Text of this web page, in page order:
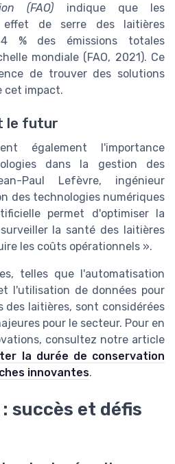
(FAO) indique que les
de serre des laitières
% des émissions totales
mondiale (FAO, 2021). Ce
de trouver des solutions
cet impact.
le futur
également l'importance
dans la gestion des
Paul Lefèvre, ingénieur
des technologies numériques
permet d'optimiser la
la santé des laitières
les coûts opérationnels ».
telles que l'automatisation
l'utilisation de données pour
des laitières, sont considérées
pour le secteur. Pour en
consultez notre article
la durée de conservation
innovantes.
succès et défis